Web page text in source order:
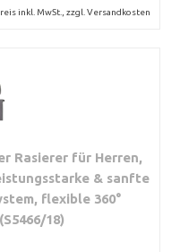
inkl. MwSt., zzgl. Versandkosten
Rasierer für Herren,
& sanfte
flexible 360°
18)